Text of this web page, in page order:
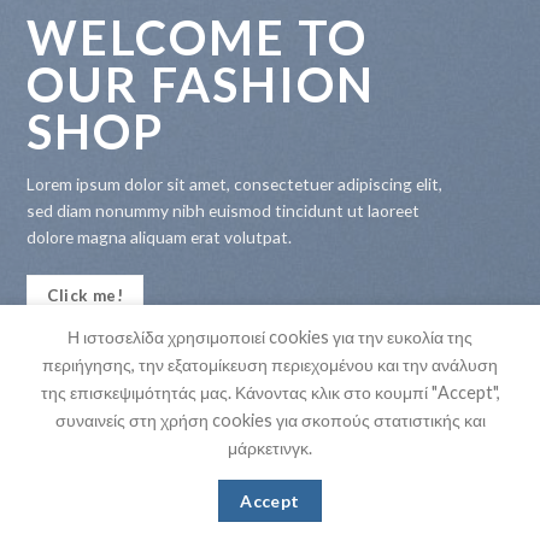
WELCOME TO
OUR FASHION
SHOP
Lorem ipsum dolor sit amet, consectetuer adipiscing elit,
sed diam nonummy nibh euismod tincidunt ut laoreet
dolore magna aliquam erat volutpat.
Click me!
Stefanakis HO.RE.CA. Supplies
Η ιστοσελίδα χρησιμοποιεί cookies για την ευκολία της
περιήγησης, την εξατομίκευση περιεχομένου και την ανάλυση
της επισκεψιμότητάς μας. Κάνοντας κλικ στο κουμπί "Accept",
συναινείς στη χρήση cookies για σκοπούς στατιστικής και
μάρκετινγκ.
Accept